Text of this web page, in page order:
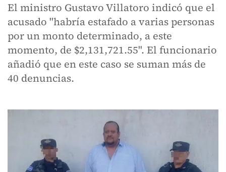
El ministro Gustavo Villatoro indicó que el
acusado "habría estafado a varias personas
por un monto determinado, a este
momento, de $2,131,721.55". El funcionario
añadió que en este caso se suman más de
40 denuncias.